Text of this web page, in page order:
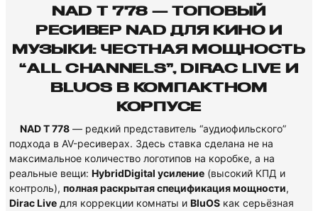
NAD T 778 — ТОПОВЫЙ
РЕСИВЕР NAD ДЛЯ КИНО И
МУЗЫКИ: ЧЕСТНАЯ МОЩНОСТЬ
“ALL CHANNELS”, DIRAC LIVE И
BLUOS В КОМПАКТНОМ
КОРПУСЕ
NAD T 778 — редкий представитель “аудиофильского”
подхода в AV-ресиверах. Здесь ставка сделана не на
максимальное количество логотипов на коробке, а на
реальные вещи: HybridDigital усиление (высокий КПД и
контроль), полная раскрытая спецификация мощности,
Dirac Live для коррекции комнаты и BluOS как серьёзная